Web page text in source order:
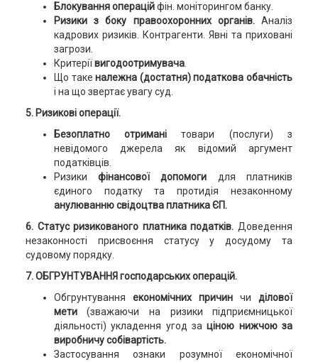
Блокування операційфін. моніторингом банку.
Ризики з боку правоохоронних органів.Аналіз
кадрових ризиків. Контрагенти. Явні та приховані
загрози.
Критеріївигодоотримувача.
Що таке належна (достатня) податкова обачність
і на що звертає увагу суд.
5. Ризикові операції.
Безоплатно отриманітовари (послуги) з
невідомого джерела як відомий аргумент
податківців.
Ризикифінансової допомоги для платників
єдиного податку та протидія незаконному
анулюванню свідоцтва платника ЄП.
6. Статус ризикованого платника податків.Доведення
незаконності присвоєння статусу у досудому та
судовому порядку.
7. ОБГРУНТУВАННЯ господарських операцій.
Обгрунтування економічних причинчи ділової
мети(зважаючи на ризики підприємницької
діяльності) укладення угод заціною нижчою за
виробничу собівартість.
Застосування ознаки розумної економічної